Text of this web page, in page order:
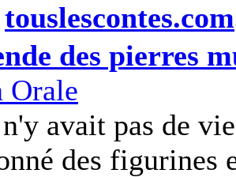
touslescontes.com
des pierres
Orale
avait pas de
des figurines